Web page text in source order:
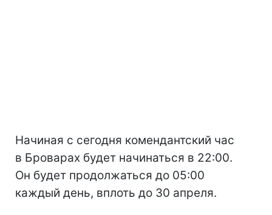
Начиная с сегодня комендантский час
в Броварах будет начинаться в 22:00.
Он будет продолжаться до 05:00
каждый день, вплоть до 30 апреля.